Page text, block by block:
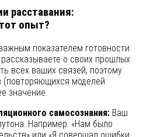
расставания:
опыт?
показателем готовности
о своих прошлых
всех ваших связей, поэтому
(повторяющихся моделей
значение.
самосознания: Ваш
Например: «Нам было
или «Я совершал ошибки,